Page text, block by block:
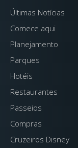
Últimas Notícias
Comece aqui
Planejamento
Parques
Hotéis
Restaurantes
Passeios
Compras
Cruzeiros Disney